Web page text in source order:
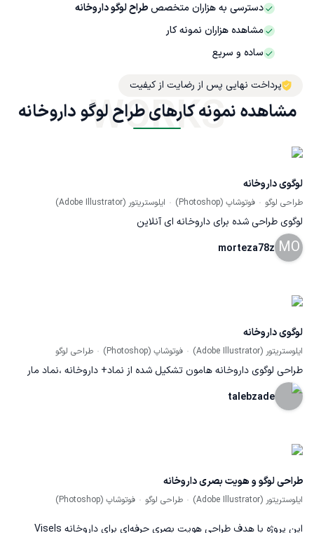
دسترسی به هزاران متخصصطراح لوگو داروخانه
مشاهده هزاران نمونه کار
ساده و سریع
پرداخت نهایی پس از رضایت از کیفیت
مشاهده نمونه کارهای طراح لوگو داروخانه
WORKS
لوگوی داروخانه
طراحی لوگو فوتوشاپ (Photoshop) ایلوستریتور (Adobe Illustrator)
لوگوی طراحی شده برای داروخانه ای آنلاین
MO
morteza78z
لوگوی داروخانه
ایلوستریتور (Adobe Illustrator) فوتوشاپ (Photoshop) طراحی لوگو
طراحی لوگوی داروخانه هامون تشکیل شده از نماد+ داروخانه ،نماد مار
سلامت و کلمه هامون،رنگبندی سبز نماد سلامتی و رشد
talebzade
طراحی لوگو و هویت بصری داروخانه
ایلوستریتور (Adobe Illustrator) طراحی لوگو فوتوشاپ (Photoshop)
این پروژه با هدف طراحی هویت بصری حرفه‌ای برای داروخانه Visels